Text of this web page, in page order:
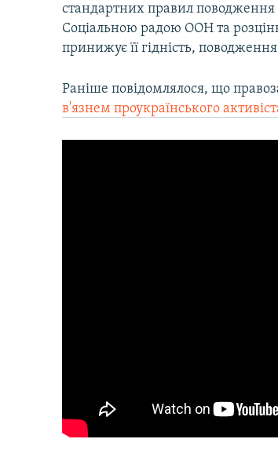
стандартних правил
Соціальною радою ООН та
принижує її гідність,
Раніше повідомлялося, що
в'язнем проукраїнського